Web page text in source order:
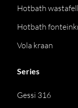
Hotbath
Hotbath
Vola kraan
Series
Gessi 316